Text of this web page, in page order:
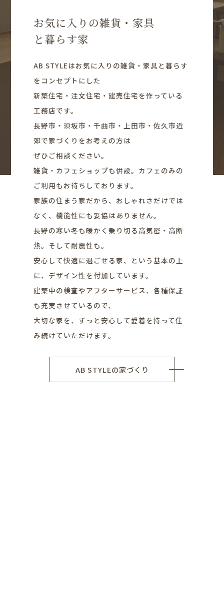
お気に入りの雑貨・家具
と暮らす家
AB STYLEはお気に入りの雑貨・家具と暮らす
をコンセプトにした
新築住宅・注文住宅・建売住宅を作っている
工務店です。
長野市・須坂市・千曲市・上田市・佐久市近
郊で家づくりをお考えの方は
ぜひご相談ください。
雑貨・カフェショップも併設。カフェのみの
ご利用もお待ちしております。
家族の住まう家だから、おしゃれさだけでは
なく、機能性にも妥協はありません。
長野の寒い冬も暖かく乗り切る高気密・高断
熱。そして耐震性も。
安心して快適に過ごせる家、という基本の上
に、デザイン性を付加しています。
建築中の検査やアフターサービス、各種保証
も充実させているので、
大切な家を、ずっと安心して愛着を持って住
み続けていただけます。
AB STYLEの家づくり